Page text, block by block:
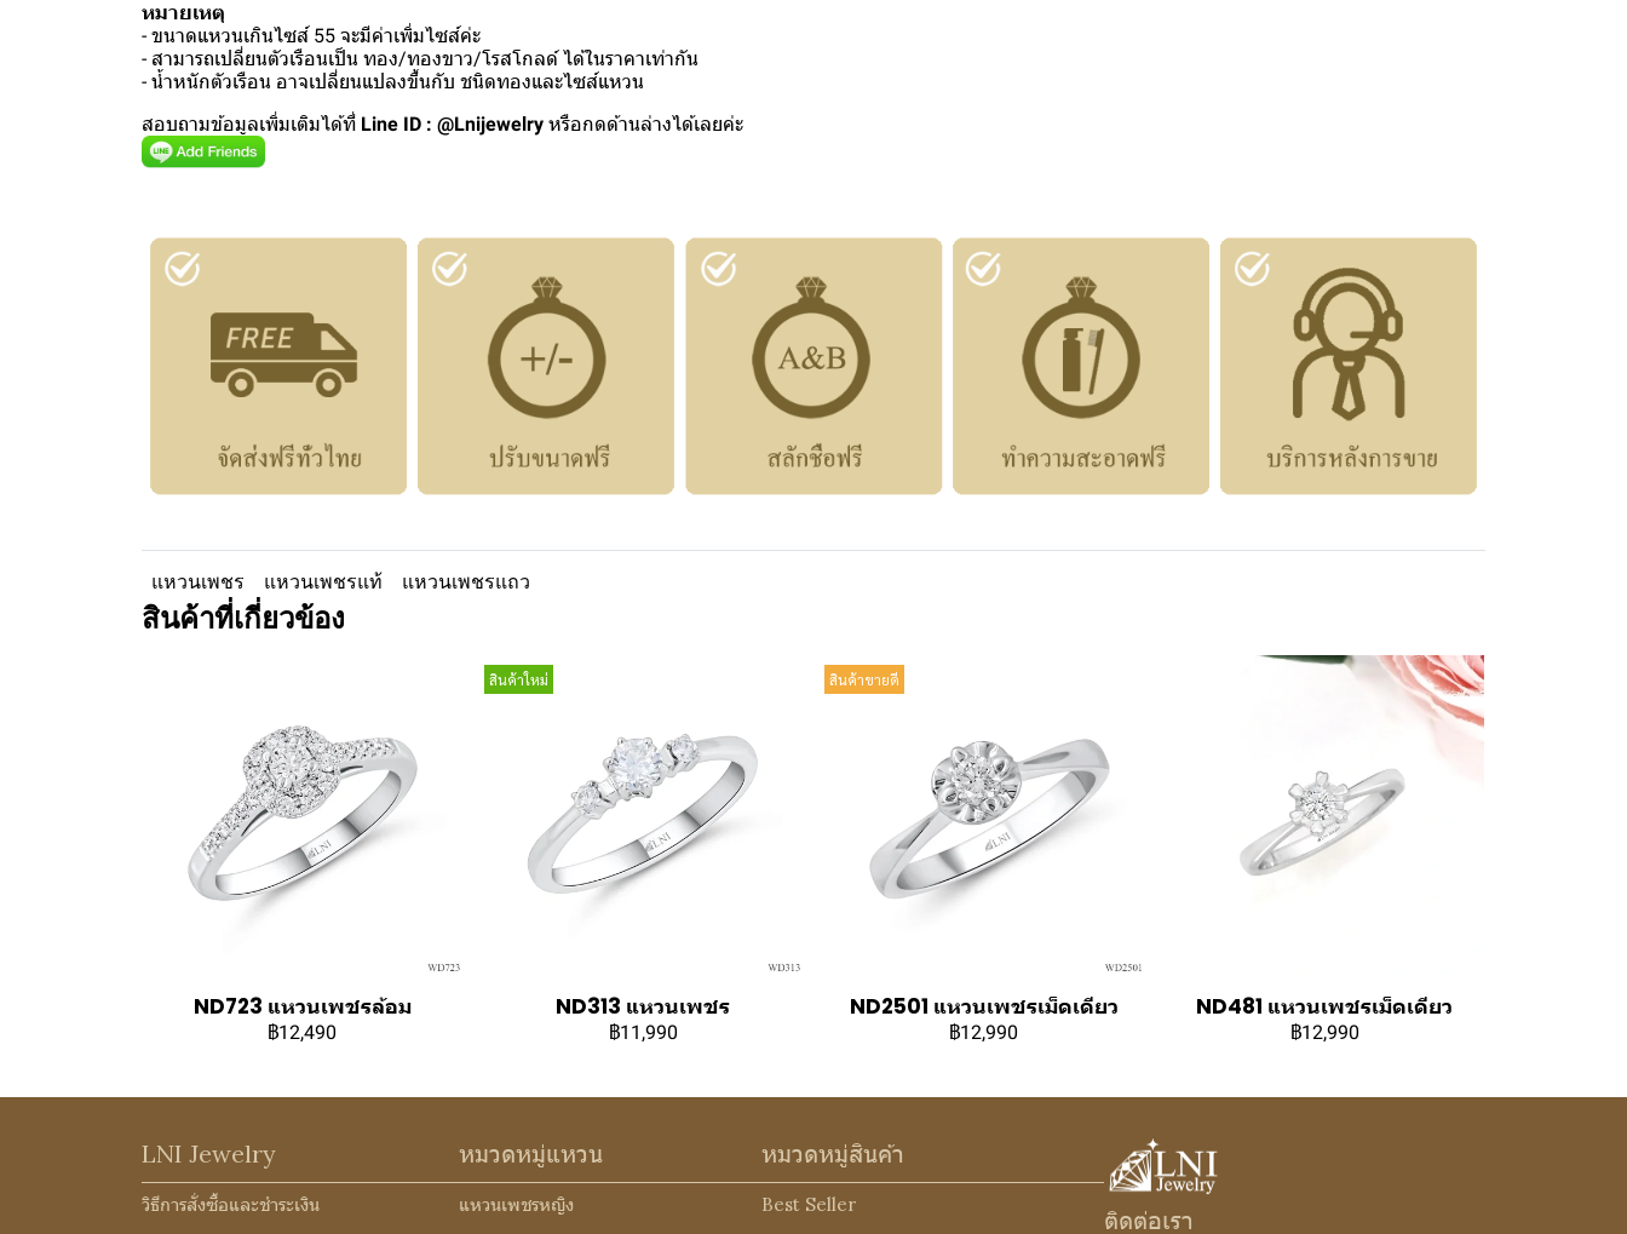
หมายเหตุ
- ขนาดแหวนเกินไซส์ 55 จะมีค่าเพิ่มไซส์ค่ะ
- สามารถเปลี่ยนตัวเรือนเป็น ทอง/ทองขาว/โรสโกลด์ ได้ในราคาเท่ากัน
- น้ำหนักตัวเรือน อาจเปลี่ยนแปลงขึ้นกับ ชนิดทองและไซส์แหวน
สอบถามข้อมูลเพิ่มเติมได้ที่ Line ID : @Lnijewelry หรือกดด้านล่างได้เลยค่ะ
แหวนเพชร แหวนเพชรแท้ แหวนเพชรแถว
สินค้าที่เกี่ยวข้อง
ND723 แหวนเพชรล้อม
฿12,490
สินค้าใหม่
ND313 แหวนเพชร
฿11,990
สินค้าขายดี
ND2501 แหวนเพชรเม็ดเดียว
฿12,990
ND481 แหวนเพชรเม็ดเดียว
฿12,990
LNI Jewelry
วิธีการสั่งซื้อและชำระเงิน
หมวดหมู่แหวน
แหวนเพชรหญิง
หมวดหมู่สินค้า
Best Seller
ติดต่อเรา